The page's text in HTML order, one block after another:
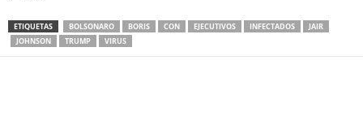
ETIQUETAS BOLSONARO BORIS CON EJECUTIVOS INFECTADOS
JAIR
JOHNSON
TRUMP VIRUS